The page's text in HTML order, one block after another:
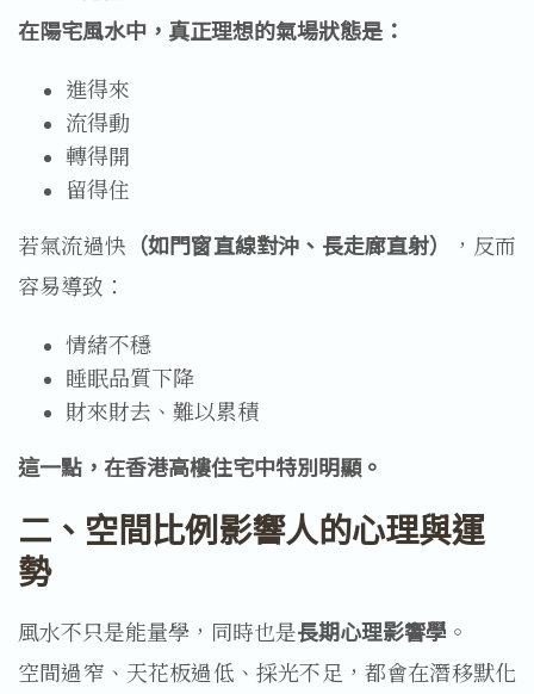
在陽宅風水中，真正理想的氣場狀態是：
進得來
流得動
轉得開
留得住
若氣流過快 （如門窗直線對沖、長走廊直射）
，反而
容易導致：
情緒不穩
睡眠品質下降
財來財去、難以累積
這一點，在香港高樓住宅中特別明顯。
二、空間比例影響人的心理與運
勢
風水不只是能量學，同時也是長期心理影響學 。
空間過窄、天花板過低、採光不足，都會在潛移默化